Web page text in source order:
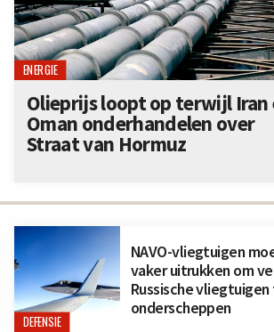
DEFENSIE
NAVO-vliegtuigen
vaker uitrukken om
Russische
onderscheppen
ENERGIE
Olieprijs loopt op terwijl Iran
Oman onderhandelen over
Straat van Hormuz